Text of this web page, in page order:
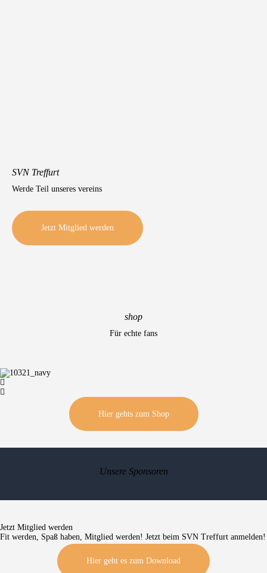
SVN Treffurt
Werde Teil unseres vereins
Jetzt Mitglied werden
shop
Für echte fans
Hier gehts zum Shop
Unsere Sponsoren
Jetzt Mitglied werden
Fit werden, Spaß haben, Mitglied werden! Jetzt beim SVN Treffurt anmelden!
Hier geht es zum Download